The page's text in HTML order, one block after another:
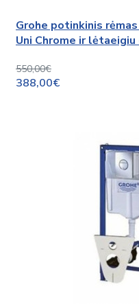
Grohe potinkinis rėmas
Uni Chrome ir lėtaeigiu
550,00€
388,00€